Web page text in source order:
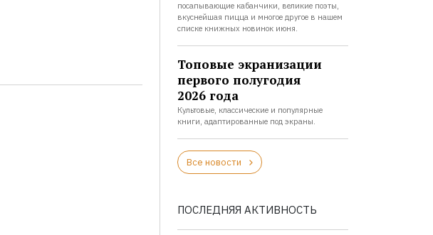
посапывающие кабанчики, великие поэты,
вкуснейшая пицца и многое другое в нашем
списке книжных новинок июня.
Топовые экранизации
первого полугодия
2026 года
Культовые, классические и популярные
книги, адаптированные под экраны.
Все новости
ПОСЛЕДНЯЯ АКТИВНОСТЬ